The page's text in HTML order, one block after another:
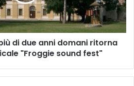
di due anni domani ritorna
"Froggie sound fest"